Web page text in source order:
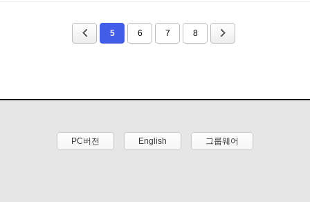
5 6 7 8
PC버전 English 그룹웨어